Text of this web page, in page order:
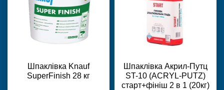
Шпаклівка Knauf
SuperFinish 28 кг
Шпаклівка Акрил-Путц
ST-10 (ACRYL-PUTZ)
старт+фініш 2 в 1 (20кг)